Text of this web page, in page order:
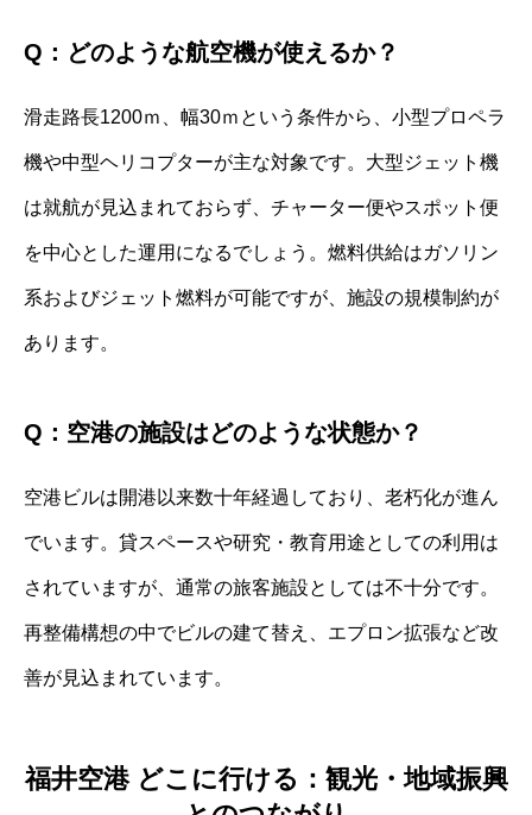
Q：どのような航空機が使えるか？
滑走路長1200ｍ、幅30ｍという条件から、小型プロペラ
機や中型ヘリコプターが主な対象です。大型ジェット機
は就航が見込まれておらず、チャーター便やスポット便
を中心とした運用になるでしょう。燃料供給はガソリン
系およびジェット燃料が可能ですが、施設の規模制約が
あります。
Q：空港の施設はどのような状態か？
空港ビルは開港以来数十年経過しており、老朽化が進ん
でいます。貸スペースや研究・教育用途としての利用は
されていますが、通常の旅客施設としては不十分です。
再整備構想の中でビルの建て替え、エプロン拡張など改
善が見込まれています。
福井空港 どこに行ける：観光・地域振興